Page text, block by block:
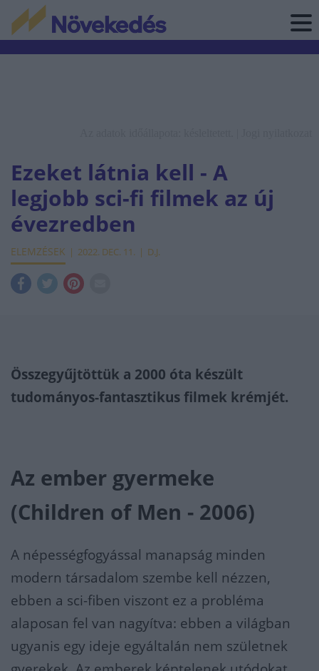
Ezeket látnia kell - A
legjobb sci-fi filmek az új
évezredben
ELEMZÉSEK 2022. DEC. 11. D.J.
Összegyűjtöttük a 2000 óta készült
tudományos-fantasztikus filmek krémjét.
Az ember gyermeke
(Children of Men - 2006)
A népességfogyással manapság minden
modern társadalom szembe kell nézzen,
ebben a sci-fiben viszont ez a probléma
alaposan fel van nagyítva: ebben a világban
ugyanis egy ideje egyáltalán nem születnek